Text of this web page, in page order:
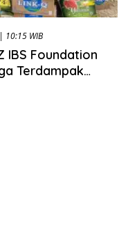
10:15 WIB
IBS Foundation
Terdampak